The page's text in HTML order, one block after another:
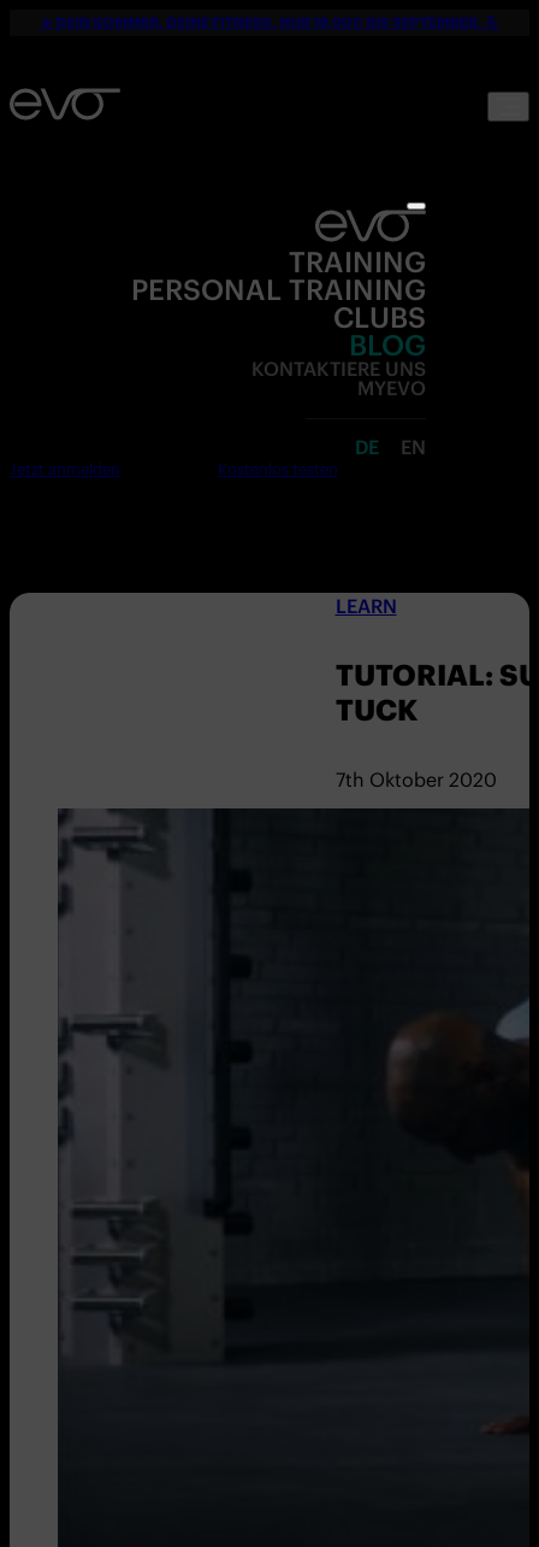
☀️ DEIN SOMMER. DEINE FITNESS. NUR 19,90€ BIS SEPTEMBER. 💪
TRAINING
PERSONAL TRAINING
CLUBS
BLOG
KONTAKTIERE UNS
MYEVO
DE EN
Jetzt anmelden Kostenlos testen
LEARN
TUTORIAL:
TUCK
7th Oktober 2020